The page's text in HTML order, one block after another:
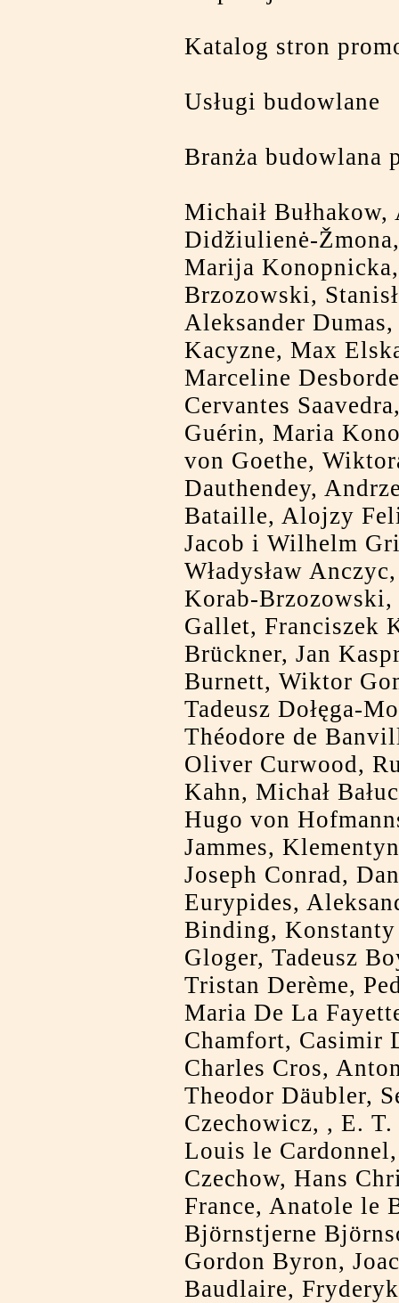
Katalog stron
Usługi budowlane
Branża budowlana
Michaił
Didžiulienė-
Marija
Brzozowski,
Aleksander
Kacyzne, Max
Marceline
Cervantes
Guérin, Maria
von Goethe,
Dauthendey,
Bataille, Alojzy
Jacob i Wilhelm
Władysław
Korab-
Gallet, Franciszek
Brückner, Jan
Burnett, Wiktor
Tadeusz Dołęga-
Théodore de
Oliver Curwood,
Kahn, Michał
Hugo von
Jammes,
Joseph Conrad,
Eurypides,
Binding,
Gloger, Tadeusz
Tristan Derème,
Maria De La
Chamfort, Casimir
Charles Cros,
Theodor Däubler,
Czechowicz, , E.
Louis le
Czechow, Hans
France, Anatole le
Björnstjerne
Gordon Byron,
Baudlaire,